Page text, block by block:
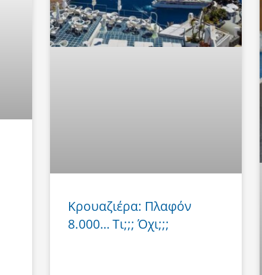
Κρουαζιέρα: Πλαφόν
8.000… Τι;;; Όχι;;;